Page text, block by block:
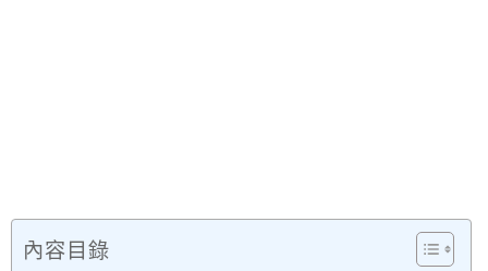
內容目錄